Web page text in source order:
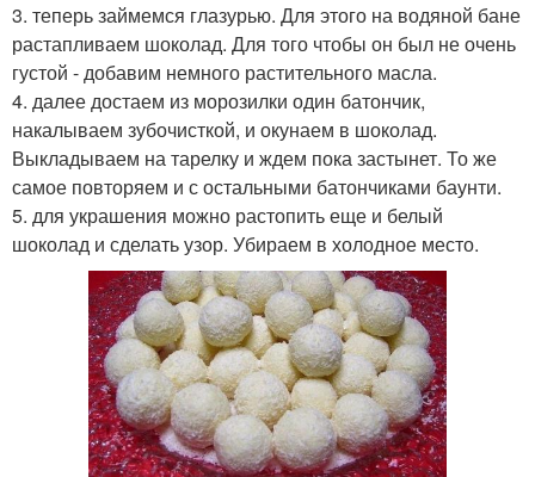
3. теперь займемся глазурью. Для этого на водяной бане
растапливаем шоколад. Для того чтобы он был не очень
густой - добавим немного растительного масла.
4. далее достаем из морозилки один батончик,
накалываем зубочисткой, и окунаем в шоколад.
Выкладываем на тарелку и ждем пока застынет. То же
самое повторяем и с остальными батончиками баунти.
5. для украшения можно растопить еще и белый
шоколад и сделать узор. Убираем в холодное место.